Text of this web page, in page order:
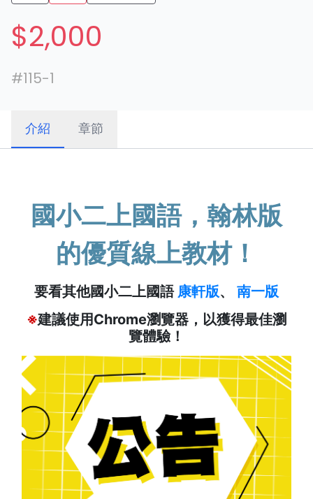
$2,000
#115-1
介紹 章節
國小二上國語，翰林版
的優質線上教材！
要看其他國小二上國語 康軒版、 南一版
※建議使用Chrome瀏覽器，以獲得最佳瀏
覽體驗！